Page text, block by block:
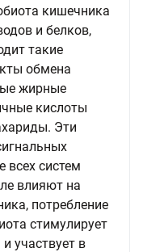
кишечника
и белков,
такие
обмена
жирные
кислоты
Эти
всех систем
влияют на
потребление
стимулирует
участвует в